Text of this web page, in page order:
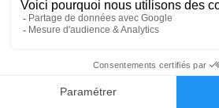
Faire-part
Cérémonie
CENTRE FUNERAIRE
38300 Bourgoin Jallieu